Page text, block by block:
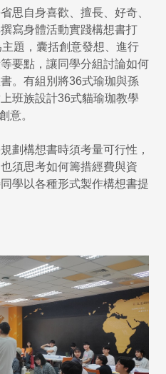
思自身喜歡、擅長、好奇、
寫身體活動實踐構想書打
題，囊括創意發想、進行
要點，讓同學分組討論如何
。有組別將36式瑜珈與孫
班族設計36式貓瑜珈教學
意。
劃構想書時須考量可行性，
須思考如何籌措經費與資
學以各種形式製作構想書提